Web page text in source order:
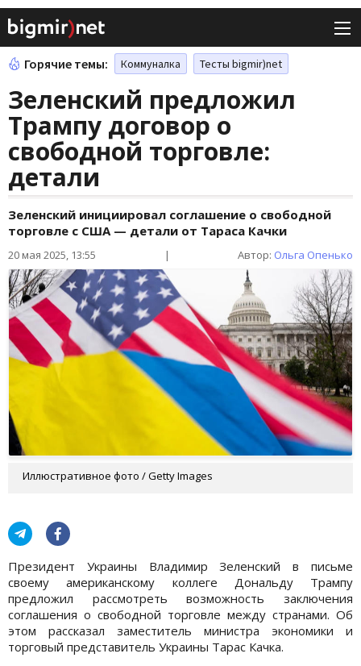
Горячие темы: Коммуналка Тесты bigmir)net
Зеленский предложил
Трампу договор о
свободной торговле:
детали
Зеленский инициировал соглашение о свободной
торговле с США — детали от Тараса Качки
20 мая 2025, 13:55 | Автор: Ольга Опенько
Иллюстративное фото / Getty Images
Президент Украины Владимир Зеленский в письме
своему американскому коллеге Дональду Трампу
предложил рассмотреть возможность заключения
соглашения о свободной торговле между странами. Об
этом рассказал заместитель министра экономики и
торговый представитель Украины Тарас Качка.